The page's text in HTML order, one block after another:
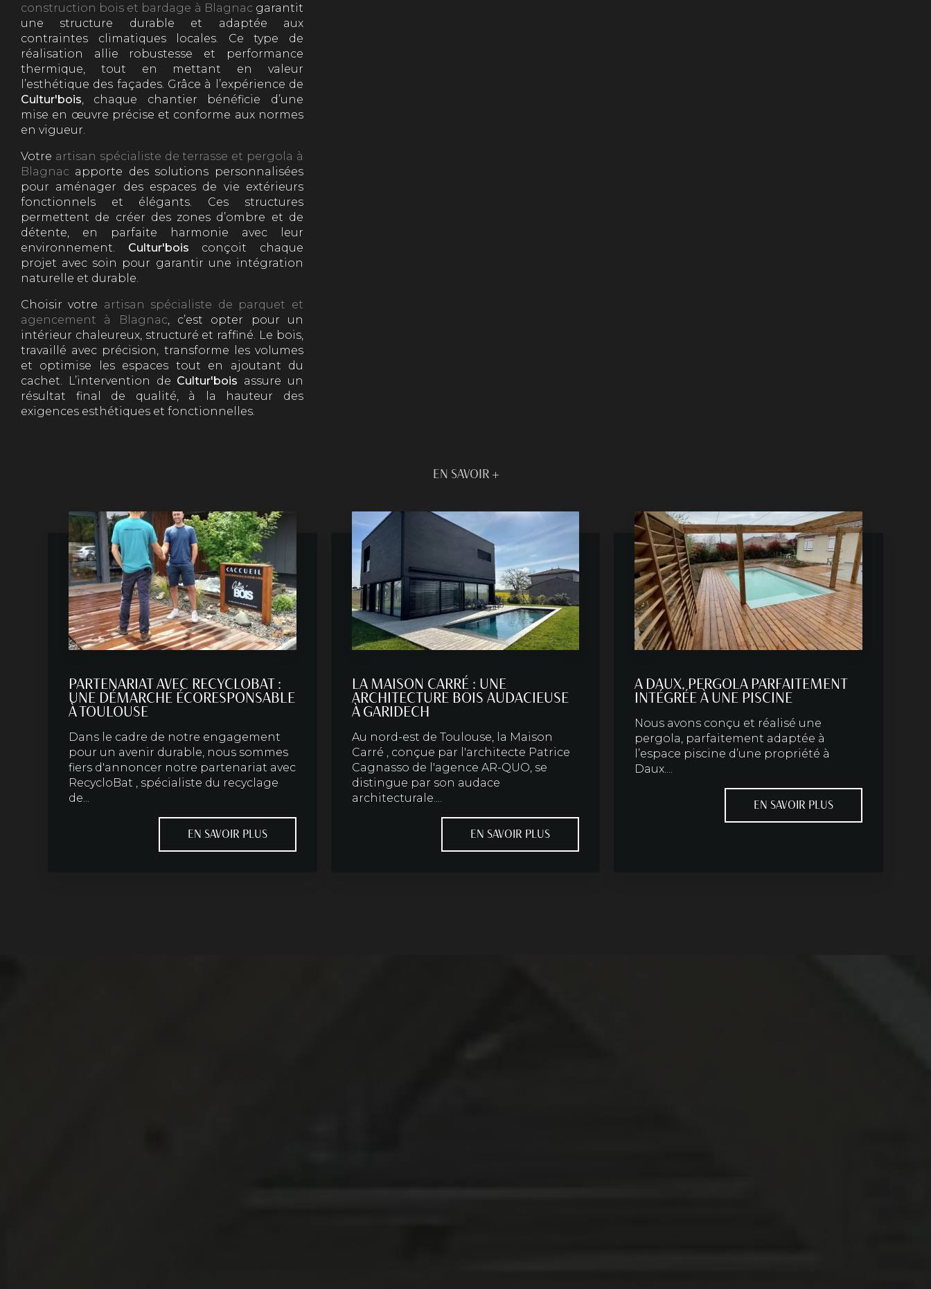
construction bois et bardage à Blagnacgarantit
une structure durable et adaptée aux
contraintes climatiques locales. Ce type de
réalisation allie robustesse et performance
thermique, tout en mettant en valeur
l’esthétique des façades. Grâce à l’expérience de
Cultur'bois , chaque chantier bénéficie d’une
mise en œuvre précise et conforme aux normes
en vigueur.
Votre artisan spécialiste de terrasse et pergola à
Blagnac apporte des solutions personnalisées
pour aménager des espaces de vie extérieurs
fonctionnels et élégants. Ces structures
permettent de créer des zones d’ombre et de
détente, en parfaite harmonie avec leur
environnement. Cultur'bois conçoit chaque
projet avec soin pour garantir une intégration
naturelle et durable.
Choisir votre artisan spécialiste de parquet et
agencement à Blagnac, c’est opter pour un
intérieur chaleureux, structuré et raffiné. Le bois,
travaillé avec précision, transforme les volumes
et optimise les espaces tout en ajoutant du
cachet. L’intervention de Cultur'bois assure un
résultat final de qualité, à la hauteur des
exigences esthétiques et fonctionnelles.
EN SAVOIR +
PARTENARIAT AVEC RECYCLOBAT :
UNE DÉMARCHE ÉCORESPONSABLE
À TOULOUSE
Dans le cadre de notre engagement
pour un avenir durable, nous sommes
fiers d'annoncer notre partenariat avec
RecycloBat , spécialiste du recyclage
de...
EN SAVOIR PLUS
LA MAISON CARRÉ : UNE
ARCHITECTURE BOIS AUDACIEUSE
À GARIDECH
Au nord-est de Toulouse, la Maison
Carré , conçue par l'architecte Patrice
Cagnasso de l'agence AR-QUO, se
distingue par son audace
architecturale....
EN SAVOIR PLUS
A DAUX, PERGOLA PARFAITEMENT
INTÉGRÉE À UNE PISCINE
Nous avons conçu et réalisé une
pergola, parfaitement adaptée à
l’espace piscine d’une propriété à
Daux....
EN SAVOIR PLUS